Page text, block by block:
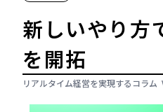
新しいやり方
を開拓
リアルタイム経営を実現するコラム